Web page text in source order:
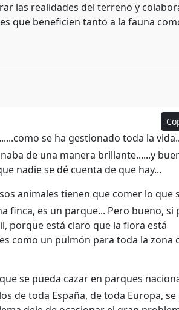
las realidades del terreno y
que beneficien tanto a la fauna
se ha gestionado toda la
de una manera brillante......y
nadie se dé cuenta de que hay...
animales tienen que comer lo que
finca, es un parque... Pero bueno, si
porque está claro que la flora está
como un pulmón para toda la zona
se pueda cazar en parques
de toda España, de toda Europa, se